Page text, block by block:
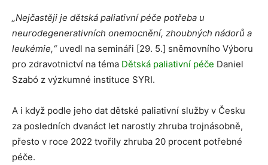
„Nejčastěji je dětská paliativní péče potřeba u
neurodegenerativních onemocnění, zhoubných nádorů a
leukémie,“ uvedl na semináři [29. 5.] sněmovního Výboru
pro zdravotnictví na téma Dětská paliativní péče Daniel
Szabó z výzkumné instituce SYRI.
A i když podle jeho dat dětské paliativní služby v Česku
za posledních dvanáct let narostly zhruba trojnásobně,
přesto v roce 2022 tvořily zhruba 20 procent potřebné
péče.